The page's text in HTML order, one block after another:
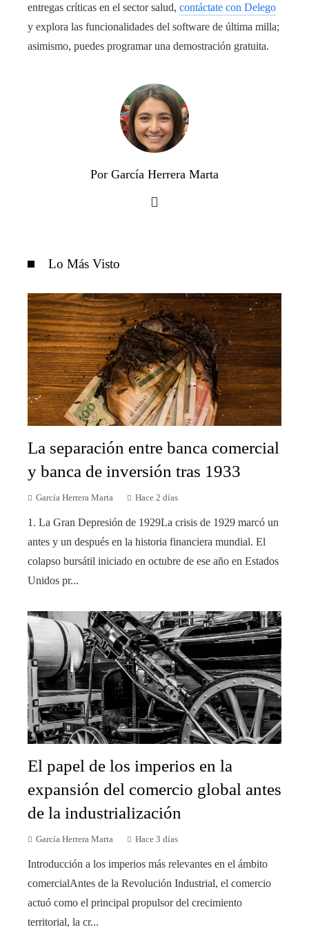
entregas críticas en el sector salud, contáctate con Delego
y explora las funcionalidades del software de última milla;
asimismo, puedes programar una demostración gratuita.
Por García Herrera Marta
Lo Más Visto
La separación entre banca comercial
y banca de inversión tras 1933
García Herrera Marta Hace 2 días
1. La Gran Depresión de 1929La crisis de 1929 marcó un
antes y un después en la historia financiera mundial. El
colapso bursátil iniciado en octubre de ese año en Estados
Unidos pr...
El papel de los imperios en la
expansión del comercio global antes
de la industrialización
García Herrera Marta Hace 3 días
Introducción a los imperios más relevantes en el ámbito
comercialAntes de la Revolución Industrial, el comercio
actuó como el principal propulsor del crecimiento
territorial, la cr...